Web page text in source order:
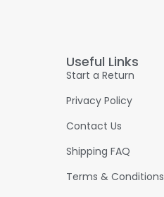
Useful Links
Start a Return
Privacy Policy
Contact Us
Shipping FAQ
Terms & Conditions